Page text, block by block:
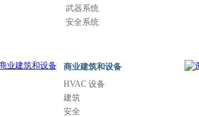
武器系统
安全系统
商业建筑和设备
HVAC 设备
建筑
安全